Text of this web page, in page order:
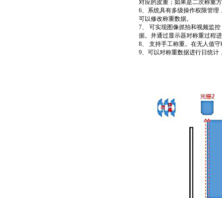
对应的皮重；如果是二次称重
6、系统具有多级操作权限管
可以修改称重数据。
7、 可实现图像抓拍和视频监
据。并通过显示器对称重过程
8、 支持手工称重。在无人值
9、可以对称重数据进行日统